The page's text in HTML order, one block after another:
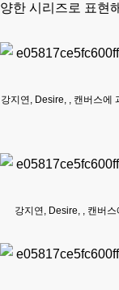
양한 시리즈로 표현
강지연, Desire, , 캔버스에
강지연, Desire, , 캔버